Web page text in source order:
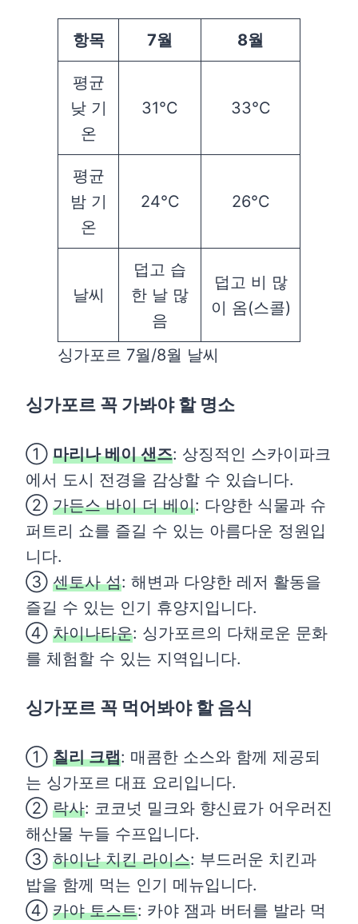
항목 7월 8월
평균
낮 기
온
31°C 33°C
평균
밤 기
온
24°C 26°C
날씨
덥고 습
한 날 많
음
덥고 비 많
이 옴(스콜)
싱가포르 7월/8월 날씨
싱가포르 꼭 가봐야 할 명소
① 마리나 베이 샌즈: 상징적인 스카이파크
에서 도시 전경을 감상할 수 있습니다.
② 가든스 바이 더 베이: 다양한 식물과 슈
퍼트리 쇼를 즐길 수 있는 아름다운 정원입
니다.
③ 센토사 섬: 해변과 다양한 레저 활동을
즐길 수 있는 인기 휴양지입니다.
④ 차이나타운: 싱가포르의 다채로운 문화
를 체험할 수 있는 지역입니다.
싱가포르 꼭 먹어봐야 할 음식
① 칠리 크랩: 매콤한 소스와 함께 제공되
는 싱가포르 대표 요리입니다.
② 락사: 코코넛 밀크와 향신료가 어우러진
해산물 누들 수프입니다.
③ 하이난 치킨 라이스: 부드러운 치킨과
밥을 함께 먹는 인기 메뉴입니다.
④ 카야 토스트: 카야 잼과 버터를 발라 먹